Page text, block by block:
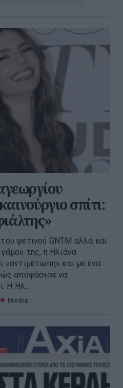
σπίτι:
φετινού GNTM αλλά και
της, η Ηλιάνα
«αντιμέτωπη» και με ένα
αποφάσισε να
Η Ηλ...
Media